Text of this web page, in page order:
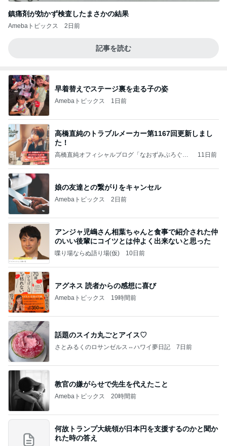
鎮痛剤が効かず検査したまさかの結果
Amebaトピックス 2日前
記事を読む
早着替えでステージ裏を走る子の姿
Amebaトピックス 1日前
高橋直純のトラブルメーカー第1167回更新しまし
た！
高橋直純オフィシャルブログ「なおずみぶろぐ」
11日前
娘の友達との繋がりをキャンセル
Amebaトピックス 2日前
アンジャ児嶋さん相葉ちゃんと食事で紹介された仲
のいい後輩にコイツとは仲よく出来ないと思った
喋り場ならぬ語り場(仮) 10日前
アグネス 読者からの感想に喜び
Amebaトピックス 19時間前
話題のスイカ丸ごとアイス♡
さとみるくのロサンゼルス⇔ハワイ夢日記 7日前
教官の嫌がらせで先生を代えたこと
Amebaトピックス 20時間前
何故トランプ大統領が日本円を支援するのかと聞か
れた時の答え